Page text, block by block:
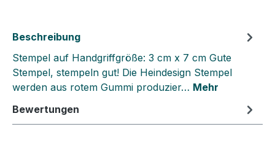
Beschreibung
Stempel auf Handgriffgröße: 3 cm x 7 cm Gute
Stempel, stempeln gut! Die Heindesign Stempel
werden aus rotem Gummi produzier… Mehr
Bewertungen